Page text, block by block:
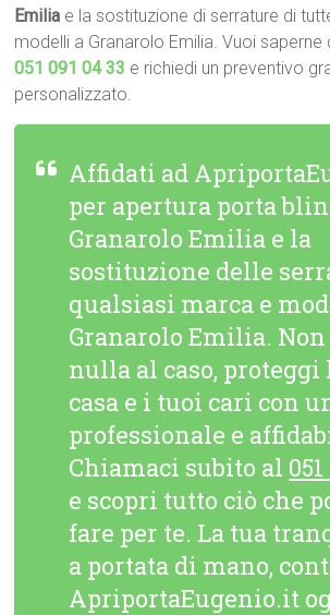
Emilia e la sostituzione di serrature di
modelli a Granarolo Emilia. Vuoi saperne
051 091 04 33 e richiedi un preventivo
personalizzato.
Affidati ad
per apertura porta
Granarolo Emilia e la
sostituzione delle
qualsiasi marca e
Granarolo Emilia.
nulla al caso, proteggi
casa e i tuoi cari con
professionale e
Chiamaci subito al
e scopri tutto ciò che
fare per te. La tua
a portata di mano,
ApriportaEugenio.it